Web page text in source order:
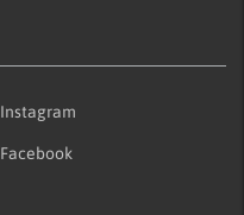
Instagram
Facebook